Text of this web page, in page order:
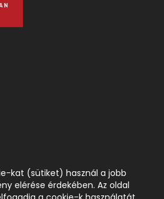
kat (sütiket) használ a jobb
elérése érdekében. Az oldal